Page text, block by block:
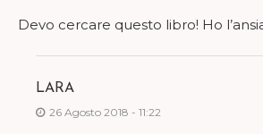
Devo cercare questo libro! Ho
LARA
26 Agosto 2018 - 11:22